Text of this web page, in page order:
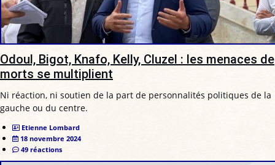
Odoul, Bigot, Knafo, Kelly, Cluzel : les menaces de
morts se multiplient
Ni réaction, ni soutien de la part de personnalités politiques de la
gauche ou du centre.
Etienne Lombard
18 novembre 2024
49 réactions